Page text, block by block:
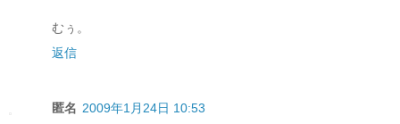
むぅ。
返信
匿名 2009年1月24日 10:53